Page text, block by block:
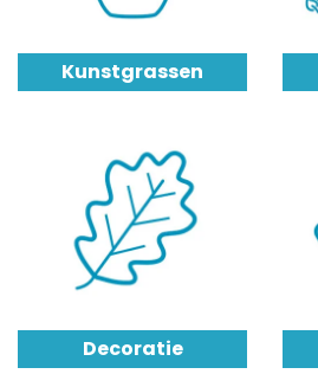
Kunstgrassen
Decoratie